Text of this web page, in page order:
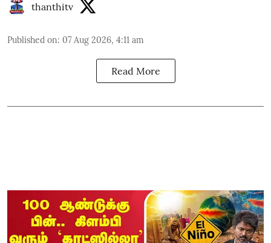
thanthitv
Published on: 07 Aug 2026, 4:11 am
Read More